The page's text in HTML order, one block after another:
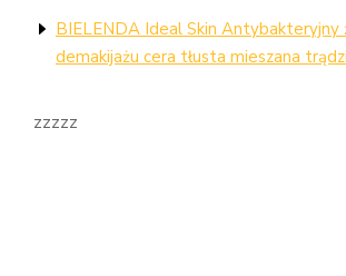
BIELENDA Ideal Skin Antybakteryjny
demakijażu cera tłusta mieszana
zzzzz